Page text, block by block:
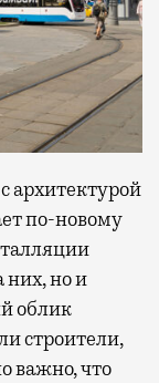
архитектурой
по-новому
них, но и
облик
строители,
важно, что